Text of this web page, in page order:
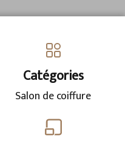
Catégories
Salon de coiffure